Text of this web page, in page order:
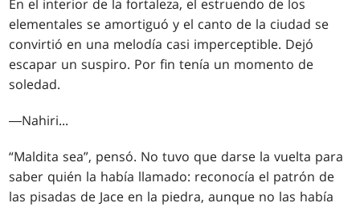
En el interior de la fortaleza, el estruendo de los
elementales se amortiguó y el canto de la ciudad se
convirtió en una melodía casi imperceptible. Dejó
escapar un suspiro. Por fin tenía un momento de
soledad.
―Nahiri...
“Maldita sea”, pensó. No tuvo que darse la vuelta para
saber quién la había llamado: reconocía el patrón de
las pisadas de Jace en la piedra, aunque no las había